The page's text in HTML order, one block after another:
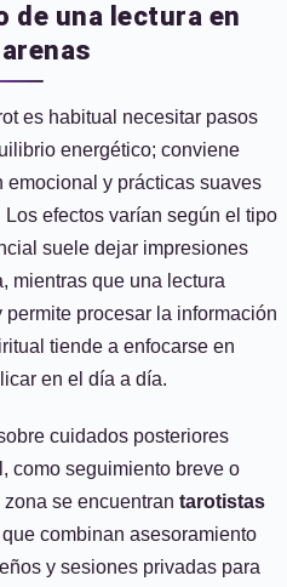
de una lectura en
es habitual necesitar pasos
energético; conviene
emocional y prácticas suaves
efectos varían según el tipo
suele dejar impresiones
mientras que una lectura
procesar la información
tiende a enfocarse en
en el día a día.
cuidados posteriores
como seguimiento breve o
se encuentran tarotistas
combinan asesoramiento
y sesiones privadas para